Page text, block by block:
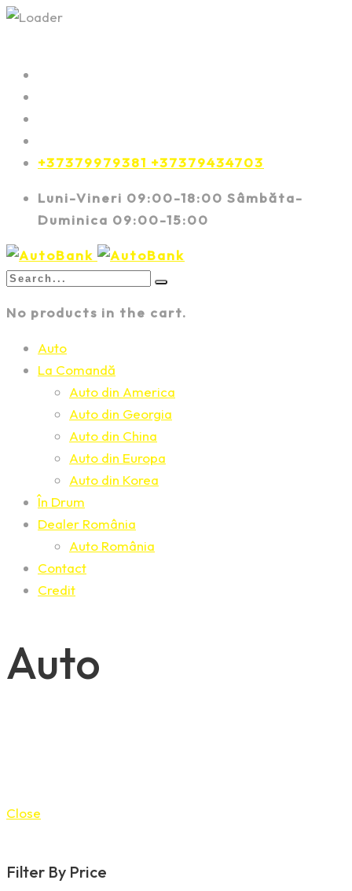
+37379979381 +37379434703
Luni-Vineri 09:00-18:00 Sâmbăta-
Duminica 09:00-15:00
No products in the cart.
Auto
La Comandă
Auto din America
Auto din Georgia
Auto din China
Auto din Europa
Auto din Korea
În Drum
Dealer România
Auto România
Contact
Credit
Auto
Close
Filter By Price